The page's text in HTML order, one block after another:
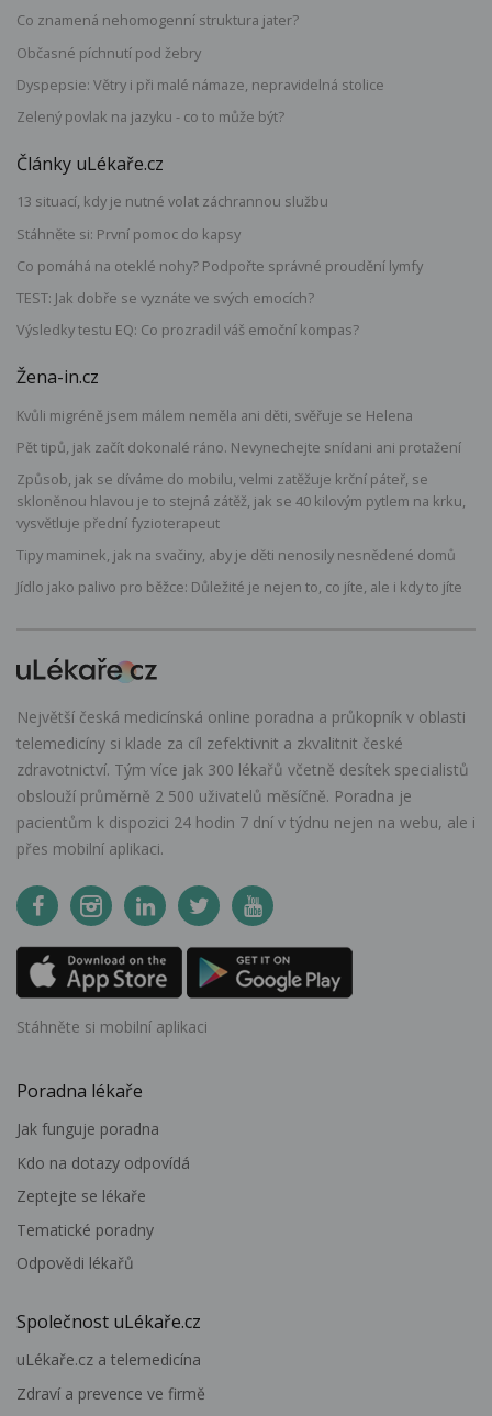
Co znamená nehomogenní struktura jater?
Občasné píchnutí pod žebry
Dyspepsie: Větry i při malé námaze, nepravidelná stolice
Zelený povlak na jazyku - co to může být?
Články uLékaře.cz
13 situací, kdy je nutné volat záchrannou službu
Stáhněte si: První pomoc do kapsy
Co pomáhá na oteklé nohy? Podpořte správné proudění lymfy
TEST: Jak dobře se vyznáte ve svých emocích?
Výsledky testu EQ: Co prozradil váš emoční kompas?
Žena-in.cz
Kvůli migréně jsem málem neměla ani děti, svěřuje se Helena
Pět tipů, jak začít dokonalé ráno. Nevynechejte snídani ani protažení
Způsob, jak se díváme do mobilu, velmi zatěžuje krční páteř, se
skloněnou hlavou je to stejná zátěž, jak se 40 kilovým pytlem na krku,
vysvětluje přední fyzioterapeut
Tipy maminek, jak na svačiny, aby je děti nenosily nesnědené domů
Jídlo jako palivo pro běžce: Důležité je nejen to, co jíte, ale i kdy to jíte
Největší česká medicínská online poradna a průkopník v oblasti
telemedicíny si klade za cíl zefektivnit a zkvalitnit české
zdravotnictví. Tým více jak 300 lékařů včetně desítek specialistů
obslouží průměrně 2 500 uživatelů měsíčně. Poradna je
pacientům k dispozici 24 hodin 7 dní v týdnu nejen na webu, ale i
přes mobilní aplikaci.
Stáhněte si mobilní aplikaci
Poradna lékaře
Jak funguje poradna
Kdo na dotazy odpovídá
Zeptejte se lékaře
Tematické poradny
Odpovědi lékařů
Společnost uLékaře.cz
uLékaře.cz a telemedicína
Zdraví a prevence ve firmě